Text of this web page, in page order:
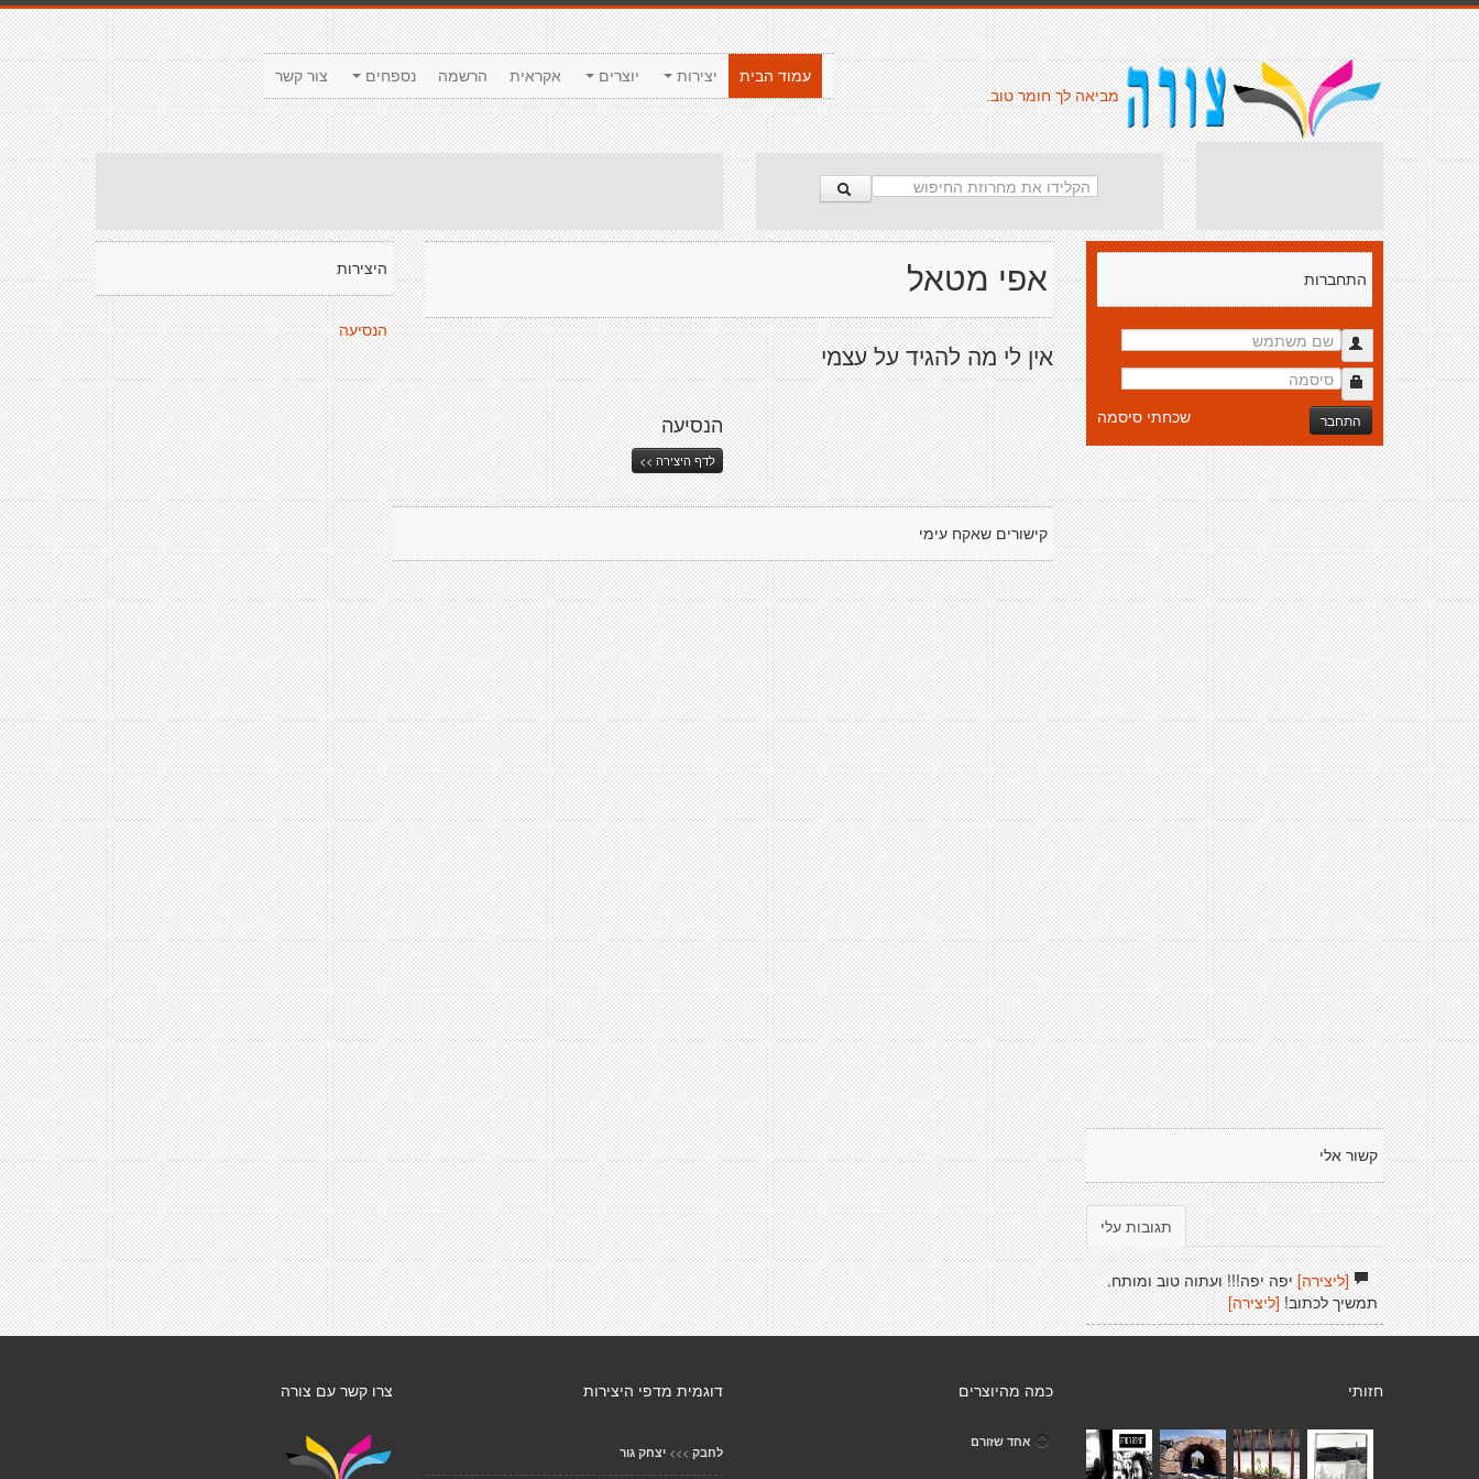
צור קשר נספחים הרשמה אקראית יוצרים יצירות
עמוד הבית
מביאה לך חומר טוב.
היצירות
הנסיעה
אפי מטאל
אין לי מה להגיד על עצמי
הנסיעה
לדף היצירה >>
קישורים שאקח עימי
התחברות
התחבר שכחתי סיסמה
קשור אלי
תגובות עלי
[ליצירה]יפה יפה!!! ועתוה טוב ומותח.
תמשיך לכתוב! [ליצירה]
צרו קשר עם צורה דוגמית מדפי היצירות
לחבק >>> יצחק גור
כמה מהיוצרים
אחד שזורם
חזותי